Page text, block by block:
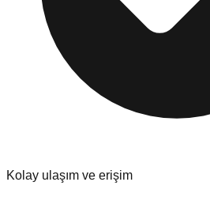
Kolay ulaşım ve erişim